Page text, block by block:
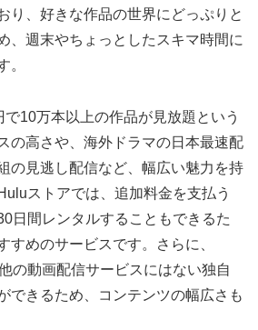
り、好きな作品の世界にどっぷりと
、週末やちょっとしたスキマ時間に
。
10万本以上の作品が見放題という
の高さや、海外ドラマの日本最速配
の見逃し配信など、幅広い魅力を持
ストアでは、追加料金を支払う
日間レンタルすることもできるた
すめのサービスです。さらに、
の動画配信サービスにはない独自
できるため、コンテンツの幅広さも